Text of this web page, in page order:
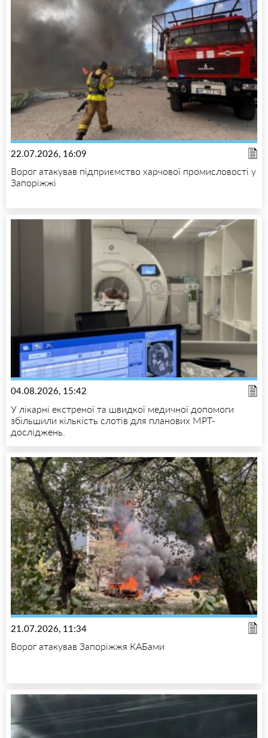
22.07.2026, 16:09
Ворог атакував підприємство харчової промисловості у
Запоріжжі
04.08.2026, 15:42
У лікарні екстреної та швидкої медичної допомоги
збільшили кількість слотів для планових МРТ-
досліджень.
21.07.2026, 11:34
Ворог атакував Запоріжжя КАБами